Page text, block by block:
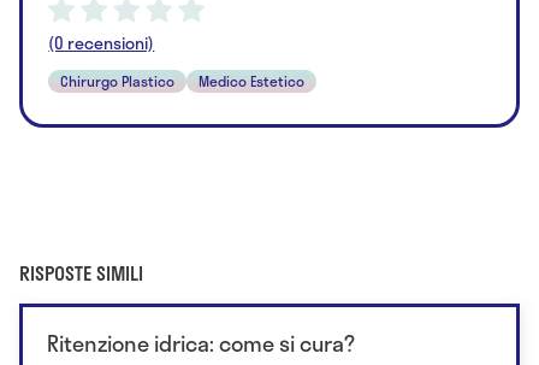
(0 recensioni)
Chirurgo Plastico Medico Estetico
RISPOSTE SIMILI
Ritenzione idrica: come si cura?